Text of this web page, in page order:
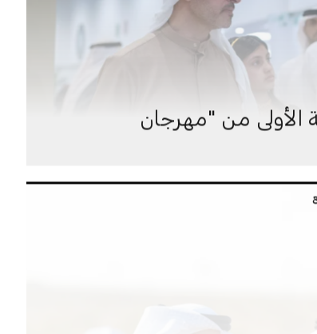
الأولى من "مهرجان